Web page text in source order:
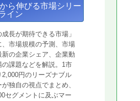
ら伸びる市場シリー
イン
成長が期待できる市場」
、市場規模の予測、市場
新の企業シェア、企業動
の課題などを解説。1市
2,000円のリーズナブル
独自の視点でまとめ、
セグメントに及ぶマー